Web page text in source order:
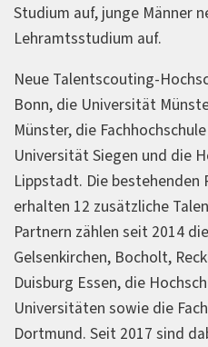
Studium auf, junge Männer
Lehramtsstudium auf.
Neue Talentscouting-
Bonn, die Universität
Münster, die
Universität Siegen und die
Lippstadt. Die bestehenden
erhalten 12 zusätzliche
Partnern zählen seit 2014
Gelsenkirchen, Bocholt,
Duisburg Essen, die
Universitäten sowie die
Dortmund. Seit 2017 sind